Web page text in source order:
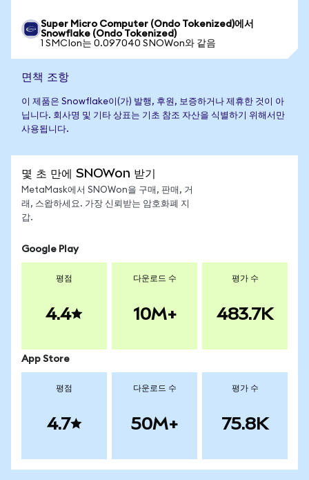
Super Micro Computer (Ondo Tokenized)에서
Snowflake (Ondo Tokenized)
1 SMCIon는 0.097040 SNOWon와 같음
면책 조항
이 제품은 Snowflake이(가) 발행, 후원, 보증하거나 제휴한 것이 아
닙니다. 회사명 및 기타 상표는 기초 참조 자산을 식별하기 위해서만
사용됩니다.
몇 초 만에 SNOWon 받기
MetaMask에서 SNOWon을 구매, 판매, 거
래, 스왑하세요. 가장 신뢰받는 암호화폐 지
갑.
Google Play
평점
4.4
다운로드 수
10M+
평가 수
483.7K
App Store
평점
4.7
다운로드 수
50M+
평가 수
75.8K